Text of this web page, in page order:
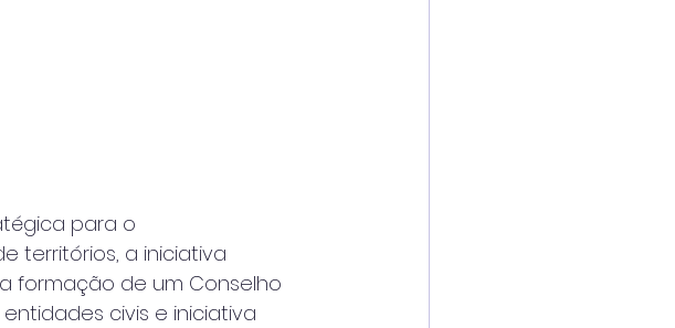
para o
territórios, a iniciativa
formação de um Conselho
civis e iniciativa